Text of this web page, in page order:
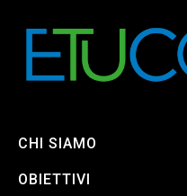
CHI SIAMO
OBIETTIVI